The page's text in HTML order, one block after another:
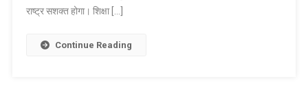
का
व
राष्ट्र सशक्त होगा। शिक्षा […]
Continue Reading